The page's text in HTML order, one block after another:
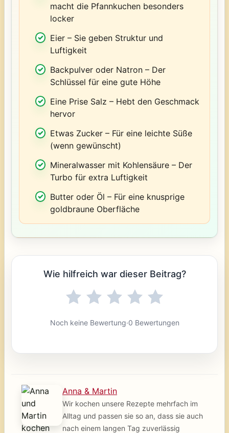
macht die Pfannkuchen besonders
locker
Eier – Sie geben Struktur und
Luftigkeit
Backpulver oder Natron – Der
Schlüssel für eine gute Höhe
Eine Prise Salz – Hebt den Geschmack
hervor
Etwas Zucker – Für eine leichte Süße
(wenn gewünscht)
Mineralwasser mit Kohlensäure – Der
Turbo für extra Luftigkeit
Butter oder Öl – Für eine knusprige
goldbraune Oberfläche
Wie hilfreich war dieser Beitrag?
Noch keine Bewertung·0 Bewertungen
Anna & Martin
Wir kochen unsere Rezepte mehrfach im
Alltag und passen sie so an, dass sie auch
nach einem langen Tag zuverlässig